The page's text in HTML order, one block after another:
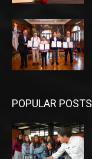
POPULAR POSTS